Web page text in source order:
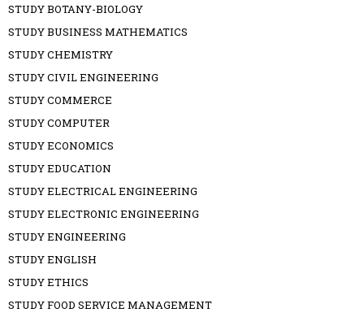
STUDY BOTANY-BIOLOGY
STUDY BUSINESS MATHEMATICS
STUDY CHEMISTRY
STUDY CIVIL ENGINEERING
STUDY COMMERCE
STUDY COMPUTER
STUDY ECONOMICS
STUDY EDUCATION
STUDY ELECTRICAL ENGINEERING
STUDY ELECTRONIC ENGINEERING
STUDY ENGINEERING
STUDY ENGLISH
STUDY ETHICS
STUDY FOOD SERVICE MANAGEMENT